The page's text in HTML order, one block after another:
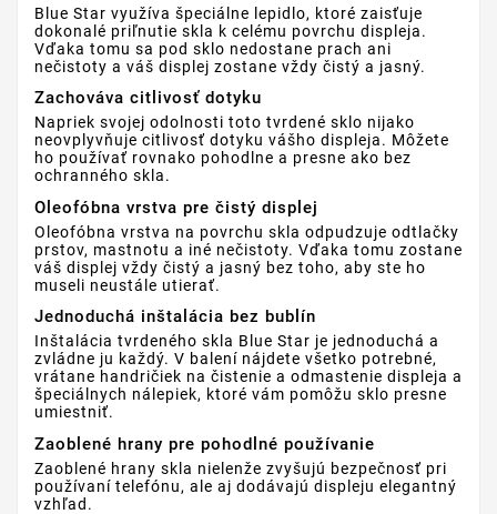
Blue Star využíva špeciálne lepidlo, ktoré zaisťuje
dokonalé priľnutie skla k celému povrchu displeja.
Vďaka tomu sa pod sklo nedostane prach ani
nečistoty a váš displej zostane vždy čistý a jasný.
Zachováva citlivosť dotyku
Napriek svojej odolnosti toto tvrdené sklo nijako
neovplyvňuje citlivosť dotyku vášho displeja. Môžete
ho používať rovnako pohodlne a presne ako bez
ochranného skla.
Oleofóbna vrstva pre čistý displej
Oleofóbna vrstva na povrchu skla odpudzuje odtlačky
prstov, mastnotu a iné nečistoty. Vďaka tomu zostane
váš displej vždy čistý a jasný bez toho, aby ste ho
museli neustále utierať.
Jednoduchá inštalácia bez bublín
Inštalácia tvrdeného skla Blue Star je jednoduchá a
zvládne ju každý. V balení nájdete všetko potrebné,
vrátane handričiek na čistenie a odmastenie displeja a
špeciálnych nálepiek, ktoré vám pomôžu sklo presne
umiestniť.
Zaoblené hrany pre pohodlné používanie
Zaoblené hrany skla nielenže zvyšujú bezpečnosť pri
používaní telefónu, ale aj dodávajú displeju elegantný
vzhľad.